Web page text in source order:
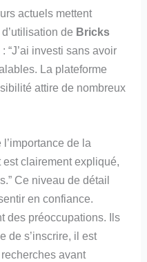
actuels mettent
de Bricks
“J’ai investi sans avoir
La plateforme
attire de nombreux
de la
est clairement expliqué,
Ce niveau de détail
en confiance.
des préoccupations. Ils
de s’inscrire, il est
avant